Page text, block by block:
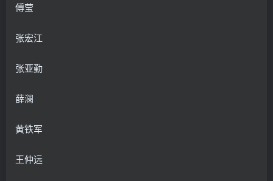
傅莹
张宏江
张亚勤
薛澜
黄铁军
王仲远